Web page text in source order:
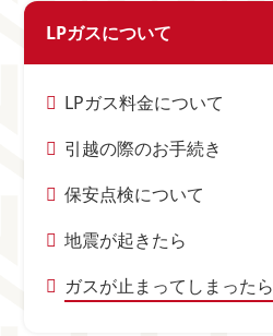
LPガスについて
LPガス料金について
引越の際のお手続き
保安点検について
地震が起きたら
ガスが止まってしまったら